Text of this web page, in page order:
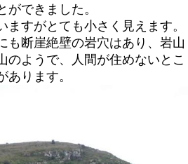
ができました。
ますがとても小さく見えます。
も断崖絶壁の岩穴はあり、岩山
のようで、人間が住めないとこ
あります。